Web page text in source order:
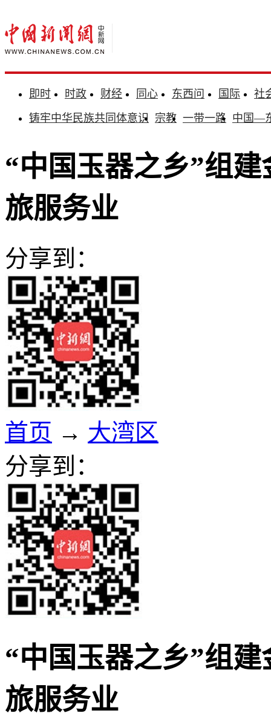
即时 时政 财经 同心 东西问 国际
社
铸牢中华民族共同体意识 宗教 一带一路 中国—
“中国玉器之乡”组
旅服务业
分享到：
首页 → 大湾区
分享到：
“中国玉器之乡”组
旅服务业